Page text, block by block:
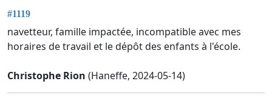
#1119
navetteur, famille impactée, incompatible avec mes
horaires de travail et le dépôt des enfants à l'école.
Christophe Rion (Haneffe, 2024-05-14)